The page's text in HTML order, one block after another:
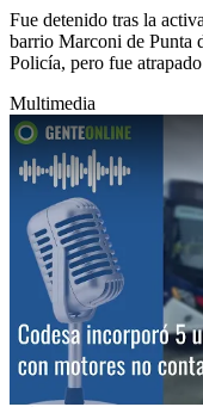
Fue detenido tras la
barrio Marconi de Punta
Policía, pero fue
Multimedia